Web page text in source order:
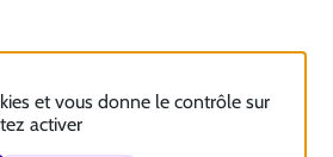
et vous donne le contrôle sur
activer